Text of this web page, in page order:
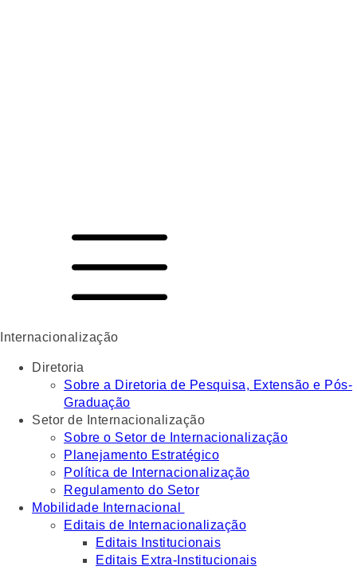
Internacionalização
Diretoria
Sobre a Diretoria de Pesquisa, Extensão e Pós-
Graduação
Setor de Internacionalização
Sobre o Setor de Internacionalização
Planejamento Estratégico
Política de Internacionalização
Regulamento do Setor
Mobilidade Internacional
Editais de Internacionalização
Editais Institucionais
Editais Extra-Institucionais